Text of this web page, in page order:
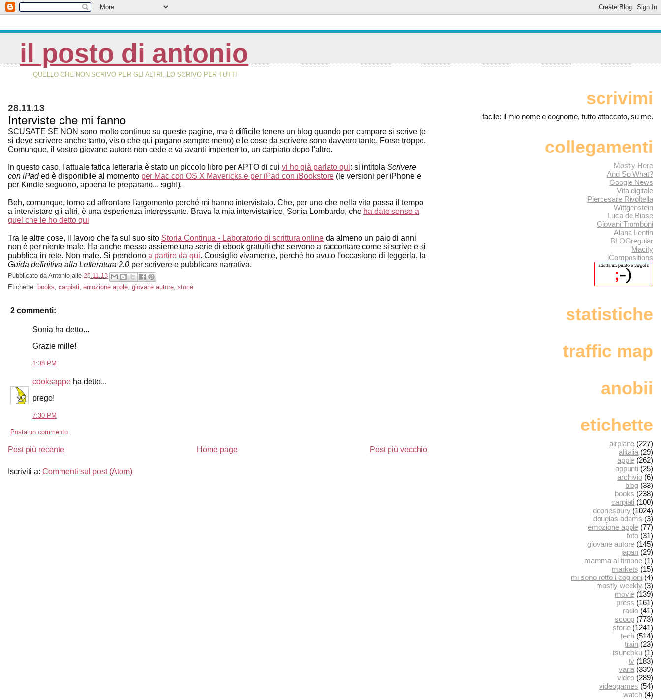
il posto di antonio
QUELLO CHE NON SCRIVO PER GLI ALTRI, LO SCRIVO PER TUTTI
28.11.13
Interviste che mi fanno
SCUSATE SE NON sono molto continuo su queste pagine, ma è difficile tenere un blog quando per campare si scrive (e
si deve scrivere anche tanto, visto che qui pagano sempre meno) e le cose da scrivere sono davvero tante. Forse troppe.
Comunque, il vostro giovane autore non cede e va avanti imperterrito, un carpiato dopo l'altro.
In questo caso, l'attuale fatica letteraria è stato un piccolo libro per APTO di cui vi ho già parlato qui: si intitola Scrivere
con iPaded è disponibile al momento per Mac con OS X Mavericks e per iPad con iBookstore (le versioni per iPhone e
per Kindle seguono, appena le preparano... sigh!).
Beh, comunque, torno ad affrontare l'argomento perché mi hanno intervistato. Che, per uno che nella vita passa il tempo
a intervistare gli altri, è una esperienza interessante. Brava la mia intervistatrice, Sonia Lombardo, che ha dato senso a
quel che le ho detto qui.
Tra le altre cose, il lavoro che fa sul suo sito Storia Continua - Laboratorio di scrittura online da almeno un paio di anni
non è per niente male. Ha anche messo assieme una serie di ebook gratuiti che servono a raccontare come si scrive e si
pubblica in rete. Non male. Si prendono a partire da qui. Consiglio vivamente, perché ho avuto l'occasione di leggerla, la
Guida definitiva alla Letteratura 2.0 per scrivere e pubblicare narrativa.
Pubblicato da Antonio alle 28.11.13
Etichette: books, carpiati, emozione apple, giovane autore, storie
2 commenti:
Sonia ha detto...
Grazie mille!
1:38 PM
cooksappe ha detto...
prego!
7:30 PM
Posta un commento
Post più recente Post più vecchio
Home page
Iscriviti a: Commenti sul post (Atom)
scrivimi
facile: il mio nome e cognome, tutto attaccato, su me.
collegamenti
Mostly Here
And So What?
Google News
Vita digitale
Piercesare Rivoltella
Wittgenstein
Luca de Biase
Giovani Tromboni
Alana Lentin
BLOGregular
Macity
iCompositions
statistiche
traffic map
anobii
etichette
airplane (227)
alitalia (29)
apple (262)
appunti (25)
archivio (6)
blog (33)
books (238)
carpiati (100)
doonesbury (1024)
douglas adams (3)
emozione apple (77)
foto (31)
giovane autore (145)
japan (29)
mamma al timone (1)
markets (15)
mi sono rotto i coglioni (4)
mostly weekly (3)
movie (139)
press (161)
radio (41)
scoop (773)
storie (1241)
tech (514)
train (23)
tsundoku (1)
tv (183)
varia (339)
video (289)
videogames (54)
watch (4)